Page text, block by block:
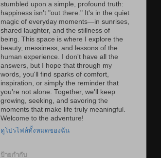
stumbled upon a simple, profound truth:
happiness isn't "out there." It's in the quiet
magic of everyday moments—in sunrises,
shared laughter, and the stillness of
being. This space is where I explore the
beauty, messiness, and lessons of the
human experience. I don't have all the
answers, but I hope that through my
words, you'll find sparks of comfort,
inspiration, or simply the reminder that
you're not alone. Together, we'll keep
growing, seeking, and savoring the
moments that make life truly meaningful.
Welcome to the adventure!
ดูโปรไฟล์ทั้งหมดของฉัน
ป้ายกำกับ